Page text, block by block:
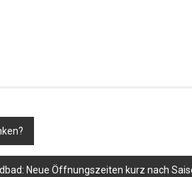
Neue Öffnungszeiten kurz nach